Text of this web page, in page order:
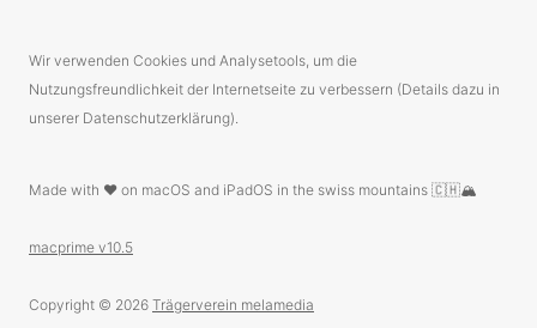
Wir verwenden Cookies und Analysetools, um die
Nutzungsfreundlichkeit der Internetseite zu verbessern (Details dazu in
unserer Datenschutzerklärung).
Made with ❤️ on macOS and iPadOS in the swiss mountains 🇨🇭🏔
macprime v10.5
Copyright © 2026 Trägerverein melamedia